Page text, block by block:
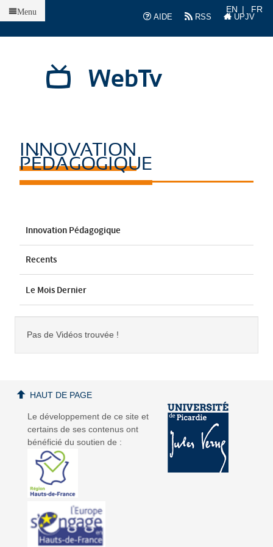
AIDE
RSS UPJV
EN FR
WebTv
Menu
INNOVATION
PÉDAGOGIQUE
Innovation Pédagogique
Recents
Le Mois Dernier
Pas de Vidéos trouvée !
Le développement de ce site et
certains de ses contenus ont
bénéficié du soutien de :
HAUT DE PAGE